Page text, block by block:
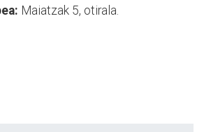
Maiatzak 5, otirala.